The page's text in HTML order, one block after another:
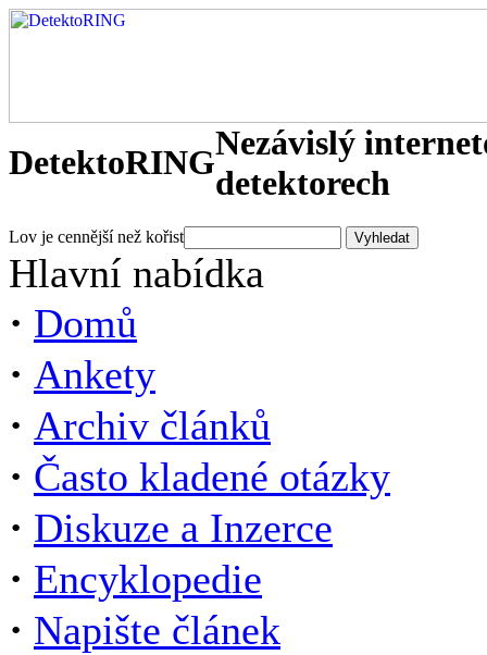
DetektoRINGNezávislý
detektorech
Lov je cennější než kořist
Hlavní nabídka
· Domů
· Ankety
· Archiv článků
· Často kladené otázky
· Diskuze a Inzerce
· Encyklopedie
· Napište článek